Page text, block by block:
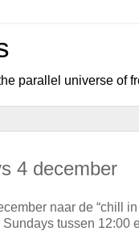
parallel universe of
4 december
naar de “chill
Sundays tussen 12:00